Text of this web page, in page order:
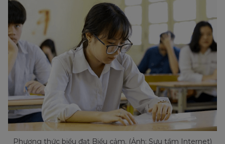
Phương thức biểu đạt Biểu cảm. (Ảnh: Sưu tầm Internet)